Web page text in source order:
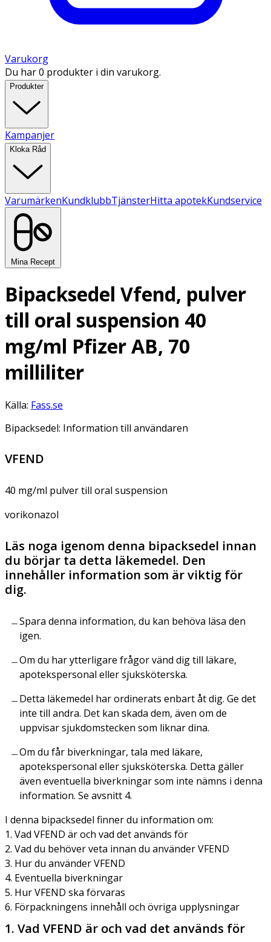
Varukorg
Du har 0 produkter i din varukorg.
Produkter
Kampanjer
Kloka Råd
VarumärkenKundklubbTjänsterHitta apotekKundservice
Mina Recept
Bipacksedel Vfend, pulver
till oral suspension 40
mg/ml Pfizer AB, 70
milliliter
Källa: Fass.se
Bipacksedel: Information till användaren
VFEND
40 mg/ml pulver till oral suspension
vorikonazol
Läs noga igenom denna bipacksedel innan
du börjar ta detta läkemedel. Den
innehåller information som är viktig för
dig.
Spara denna information, du kan behöva läsa den
igen.
Om du har ytterligare frågor vänd dig till läkare,
apotekspersonal eller sjuksköterska.
Detta läkemedel har ordinerats enbart åt dig. Ge det
inte till andra. Det kan skada dem, även om de
uppvisar sjukdomstecken som liknar dina.
Om du får biverkningar, tala med läkare,
apotekspersonal eller sjuksköterska. Detta gäller
även eventuella biverkningar som inte nämns i denna
information. Se avsnitt 4.
I denna bipacksedel finner du information om:
1. Vad VFEND är och vad det används för
2. Vad du behöver veta innan du använder VFEND
3. Hur du använder VFEND
4. Eventuella biverkningar
5. Hur VFEND ska förvaras
6. Förpackningens innehåll och övriga upplysningar
1. Vad VFEND är och vad det används för